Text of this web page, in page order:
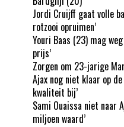
Jordi Cruijff gaat volle
rotzooi opruimen’
Youri Baas (23) mag
prijs’
Zorgen om 23-jarige
Ajax nog niet klaar op
kwaliteit bij’
Sami Ouaissa niet naar
miljoen waard’